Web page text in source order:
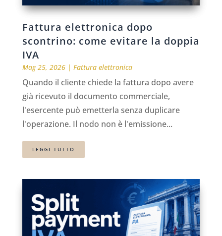
Fattura elettronica dopo
scontrino: come evitare la doppia
IVA
Mag 25, 2026| Fattura elettronica
Quando il cliente chiede la fattura dopo avere
già ricevuto il documento commerciale,
l'esercente può emetterla senza duplicare
l'operazione. Il nodo non è l'emissione...
LEGGI TUTTO